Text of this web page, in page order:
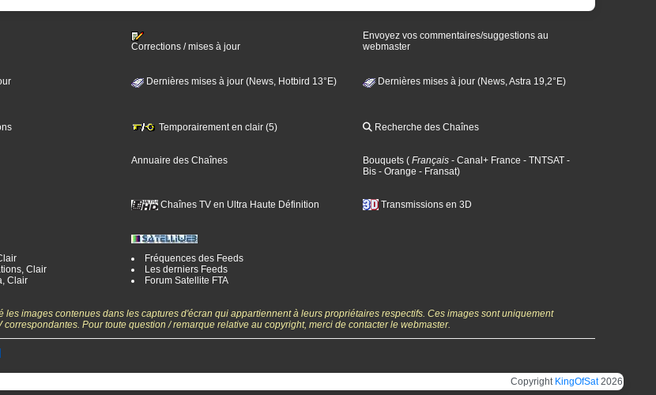
Corrections / mises à jour
Envoyez vos commentaires/suggestions au
webmaster
Dernières mises à jour (News, Hotbird 13°E) Dernières mises à jour (News, Astra 19,2°E)
Temporairement en clair (5) Recherche des Chaînes
Annuaire des Chaînes Bouquets ( Français - Canal+ France - TNTSAT -
Bis - Orange - Fransat)
Chaînes TV en Ultra Haute Définition Transmissions en 3D
Clair
Clair
Fréquences des Feeds
Les derniers Feeds
Forum Satellite FTA
images contenues dans les captures d'écran qui appartiennent à leurs propriétaires respectifs. Ces images sont uniquement
Pour toute question / remarque relative au copyright, merci de contacter le webmaster.
Copyright KingOfSat2026